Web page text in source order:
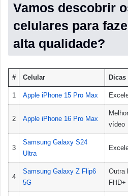
Vamos descobrir
celulares para
alta qualidade?
# Celular Dicas
1 Apple iPhone 15 Pro Max
2 Apple iPhone 16 Pro Max
vídeo
3
Samsung Galaxy S24
Ultra
4
Samsung Galaxy Z Flip6
5G
Outra
FHD+